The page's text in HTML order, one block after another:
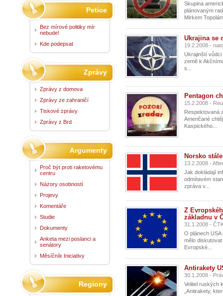
Skupina
plánovaným
Mirkem
Ukrajina se
19.2.2008 -
Ukrajinští
země k
s...
Pentagon
15.2.2008 -
Respektovaná
Američané
Kaspického...
Norsko
13.2.2008 -
Jak dokládají
odmítavém
zpráva v...
Z
základnu v
31.1.2008 -
O plánech
mělo
Evropské...
Antirakety
30.1.2008 -
Velitel ruských
„Antirakety,
Petice
Bez mírové politiky mír
nebude!
Kde podepsat
Zprávy
Zprávy z domova
Zprávy ze zahraničí
Tiskové zprávy
Zprávy z Brd
Argumenty
Proč být proti raketovému
centru
Názory osobností
Projevy
Komentáře
Studie
Dokumenty
Anketa mezi poslanci a
senátory
Měsíčník Iniciativy
Regiony